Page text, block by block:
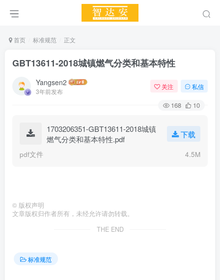
首页 标准规范 正文
GBT13611-2018城镇燃气分类和基本特性
Yangsen2
3年前发布
关注 私信
168 10
1703206351-GBT13611-2018城镇
燃气分类和基本特性.pdf
下载
pdf文件 4.5M
© 版权声明
文章版权归作者所有，未经允许请勿转载。
THE END
标准规范